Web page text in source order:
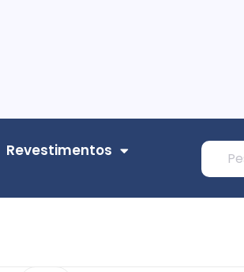
Revestimentos